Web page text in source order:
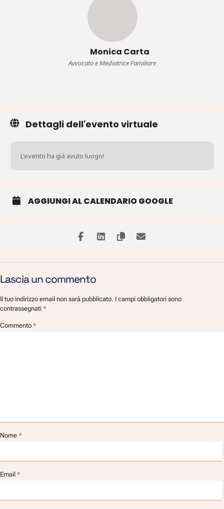
Monica Carta
Avvocato e Mediatrice Familiare
‎Dettagli dell'evento virtuale‎
‎L'evento ha già avuto luogo‎!
AGGIUNGI AL CALENDARIO GOOGLE
Lascia un commento
Il tuo indirizzo email non sarà pubblicato. I campi obbligatori sono
contrassegnati *
Commento *
Nome *
Email *